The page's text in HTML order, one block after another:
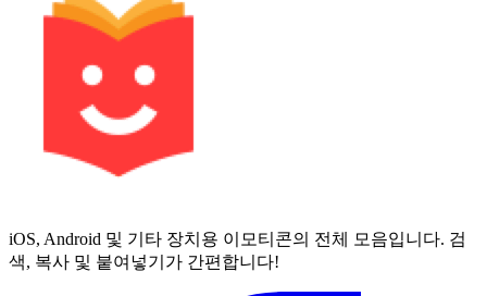
iOS, Android 및 기타 장치용 이모티콘의 전체 모음입니다. 검
색, 복사 및 붙여넣기가 간편합니다!